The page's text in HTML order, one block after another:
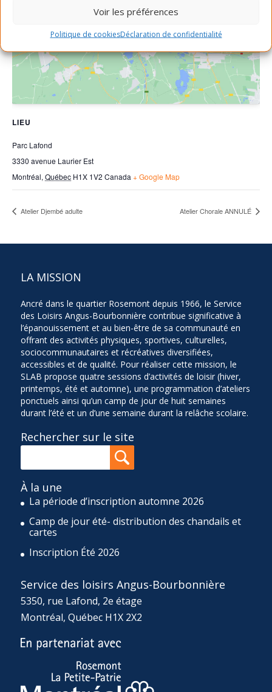
Voir les préférences
Politique de cookiesDéclaration de confidentialité
LIEU
Parc Lafond
3330 avenue Laurier Est
Montréal, Québec H1X 1V2 Canada + Google Map
Cliquez pour accepter les cookies
marketing et activer ce contenu
Atelier Djembé adulte Atelier Chorale ANNULÉ
LA MISSION
Ancré dans le quartier Rosemont depuis 1966, le Service
des Loisirs Angus-Bourbonnière contribue significative à
l’épanouissement et au bien-être de sa communauté en
offrant des activités physiques, sportives, culturelles,
sociocommunautaires et récréatives diversifiées,
accessibles et de qualité. Pour réaliser cette mission, le
SLAB propose quatre sessions d’activités de loisir (hiver,
printemps, été et automne), une programmation d’ateliers
ponctuels ainsi qu’un camp de jour de huit semaines
durant l’été et un d’une semaine durant la relâche scolaire.
Rechercher sur le site
À la une
La période d’inscription automne 2026
Camp de jour été- distribution des chandails et
cartes
Inscription Été 2026
Service des loisirs Angus-Bourbonnière
5350, rue Lafond, 2e étage
Montréal, Québec H1X 2X2